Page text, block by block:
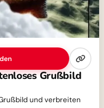
Grußbild
und verbreiten